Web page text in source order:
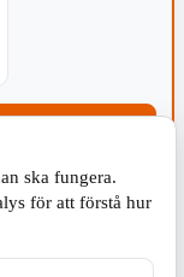
ska fungera.
för att förstå hur